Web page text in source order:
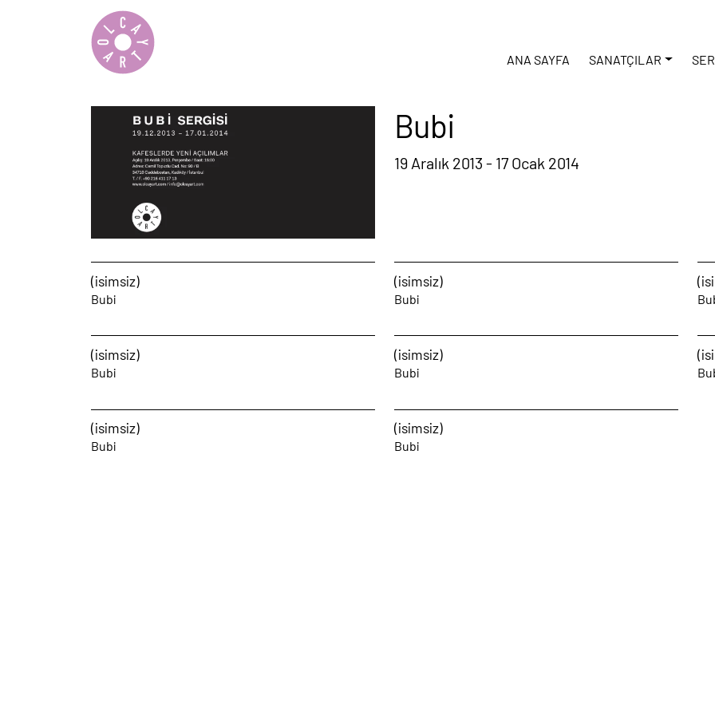
ANA SAYFA SANATÇILAR
Bubi
19 Aralık 2013 - 17 Ocak 2014
(isimsiz)
Bubi
(isimsiz)
Bubi
(isimsiz)
Bubi
(isimsiz)
Bubi
(isimsiz)
Bubi
(isimsiz)
Bubi